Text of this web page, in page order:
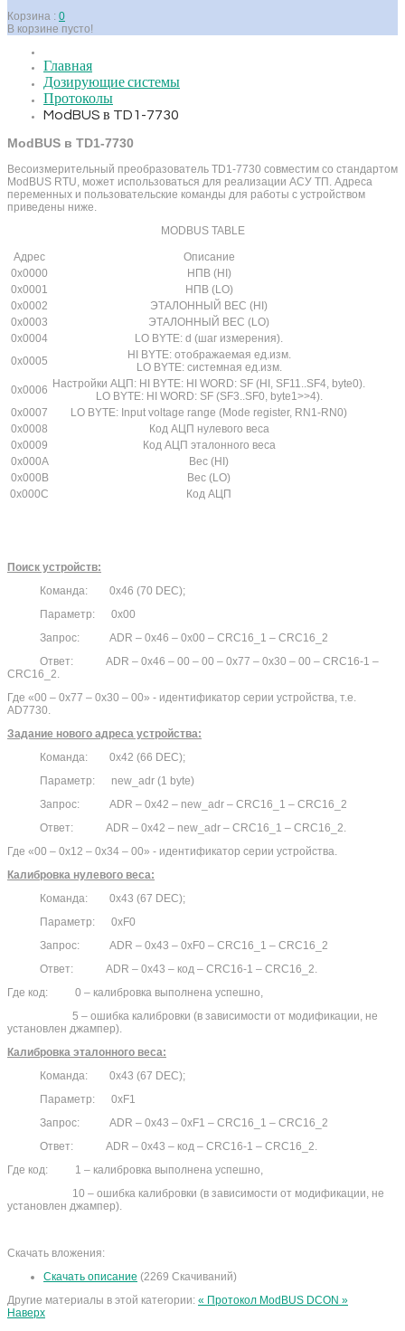
Корзина : 0
В корзине пусто!
Главная
Дозирующие системы
Протоколы
ModBUS в TD1-7730
ModBUS в TD1-7730
Весоизмерительный преобразователь TD1-7730 совместим со стандартом
ModBUS RTU, может использоваться для реализации АСУ ТП. Адреса
переменных и пользовательские команды для работы с устройством
приведены ниже.
MODBUS TABLE
Адрес
Описание
0x0000
НПВ (HI)
0x0001
НПВ (LO)
0x0002
ЭТАЛОННЫЙ ВЕС (HI)
0x0003
ЭТАЛОННЫЙ ВЕС (LO)
0x0004
LO BYTE: d (шаг измерения).
0x0005
HI BYTE: отображаемая ед.изм.
LO BYTE: системная ед.изм.
0x0006 Настройки АЦП: HI BYTE: HI WORD: SF (HI, SF11..SF4, byte0).
LO BYTE: HI WORD: SF (SF3..SF0, byte1>>4).
0x0007
LO BYTE: Input voltage range (Mode register, RN1-RN0)
0x0008
Код АЦП нулевого веса
0x0009
Код АЦП эталонного веса
0x000A
Вес (HI)
0x000B
Вес (LO)
0x000C
Код АЦП
Поиск устройств:
Команда: 0х46 (70 DEC);
Параметр: 0x00
Запрос: ADR ­­– 0x46 – 0x00 – CRC16_1 – CRC16_2
Ответ: ADR – 0x46 – 00 – 00 – 0x77 – 0x30 – 00 – CRC16-1 –
CRC16_2.
Где «00 – 0x77 – 0x30 – 00» - идентификатор серии устройства, т.е.
AD7730.
Задание нового адреса устройства:
Команда: 0х42 (66 DEC);
Параметр: new_adr (1 byte)
Запрос: ADR ­­– 0x42 – new_adr – CRC16_1 – CRC16_2
Ответ: ADR ­­– 0x42 – new_adr – CRC16_1 – CRC16_2.
Где «00 – 0x12 – 0x34 – 00» - идентификатор серии устройства.
Калибровка нулевого веса:
Команда: 0х43 (67 DEC);
Параметр: 0xF0
Запрос: ADR ­­– 0x43 – 0xF0 – CRC16_1 – CRC16_2
Ответ: ADR – 0x43 – код – CRC16-1 – CRC16_2.
Где код: 0 – калибровка выполнена успешно,
5 – ошибка калибровки (в зависимости от модификации, не
установлен джампер).
Калибровка эталонного веса:
Команда: 0х43 (67 DEC);
Параметр: 0xF1
Запрос: ADR ­­– 0x43 – 0xF1 – CRC16_1 – CRC16_2
Ответ: ADR – 0x43 – код – CRC16-1 – CRC16_2.
Где код: 1 – калибровка выполнена успешно,
10 – ошибка калибровки (в зависимости от модификации, не
установлен джампер).
Скачать вложения:
Скачать описание (2269 Скачиваний)
Другие материалы в этой категории: « Протокол ModBUS DCON »
Наверх